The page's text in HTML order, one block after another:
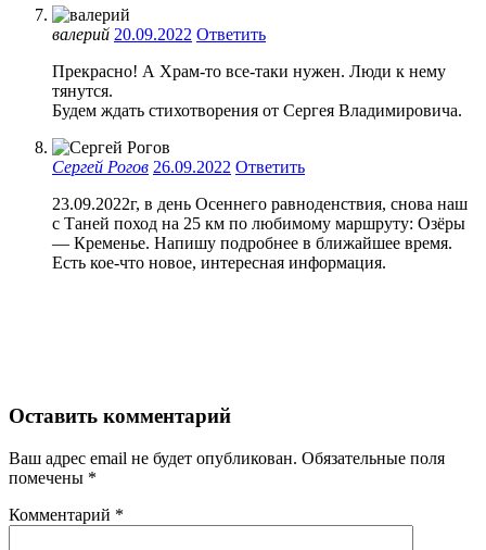
валерий 20.09.2022 Ответить
Прекрасно! А Храм-то все-таки нужен. Люди к нему
тянутся.
Будем ждать стихотворения от Сергея Владимировича.
Сергей Рогов 26.09.2022 Ответить
23.09.2022г, в день Осеннего равноденствия, снова наш
с Таней поход на 25 км по любимому маршруту: Озёры
— Кременье. Напишу подробнее в ближайшее время.
Есть кое-что новое, интересная информация.
Оставить комментарий
Ваш адрес email не будет опубликован. Обязательные поля
помечены *
Комментарий *